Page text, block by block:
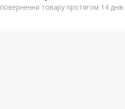
повернення товару протягом 14 днів